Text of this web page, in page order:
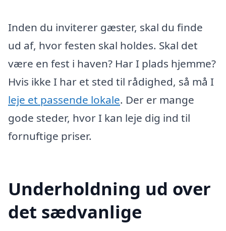
Inden du inviterer gæster, skal du finde
ud af, hvor festen skal holdes. Skal det
være en fest i haven? Har I plads hjemme?
Hvis ikke I har et sted til rådighed, så må I
leje et passende lokale. Der er mange
gode steder, hvor I kan leje dig ind til
fornuftige priser.
Underholdning ud over
det sædvanlige